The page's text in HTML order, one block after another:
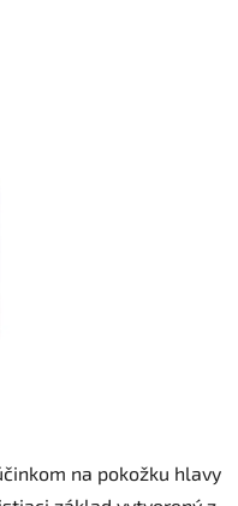
na pokožku hlavy